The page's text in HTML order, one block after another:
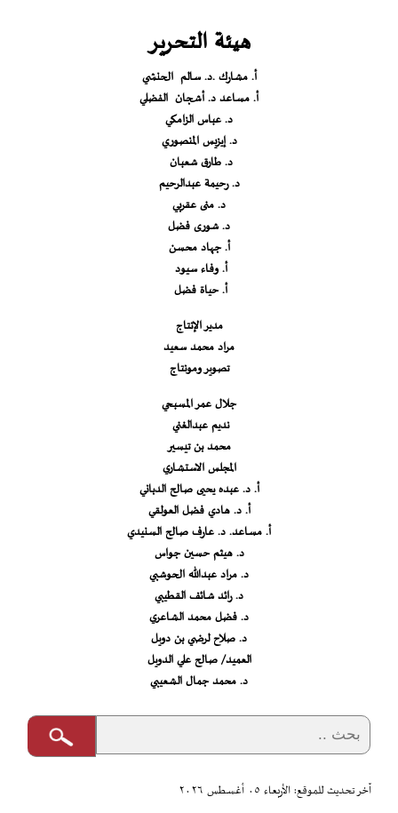
هيئة التحرير
أ. مشارك .د. سالم الحنشي
أ. مساعد د. أشجان الفضلي
د. عباس الزامكي
د. إيزيس المنصوري
د. طارق شعبان
د. رحيمة عبدالرحيم
د. منى عقربي
د. شورى فضل
أ. جهاد محسن
أ. وفاء سيود
أ. حياة فضل
مدير الإنتاج
مراد محمد سعيد
تصوير ومونتاج
جلال عمر المسبحي
نديم عبدالغني
محمد بن تيسير
المجلس الاستشاري
أ. د. عبده يحيى صالح الدباني
أ. د. هادي فضل العولقي
أ. مساعد. د. عارف صالح السنيدي
د. هيثم حسين جواس
د. مراد عبدالله الحوشبي
د. رائد شائف القطيبي
د. فضل محمد الشاعري
د. صلاح لرضي بن دويل
العميد/ صالح علي الدويل
د. محمد جمال الشعيبي
آخر تحديث للموقع: الأربعاء ٠٥ أغسطس ٢٠٢٦